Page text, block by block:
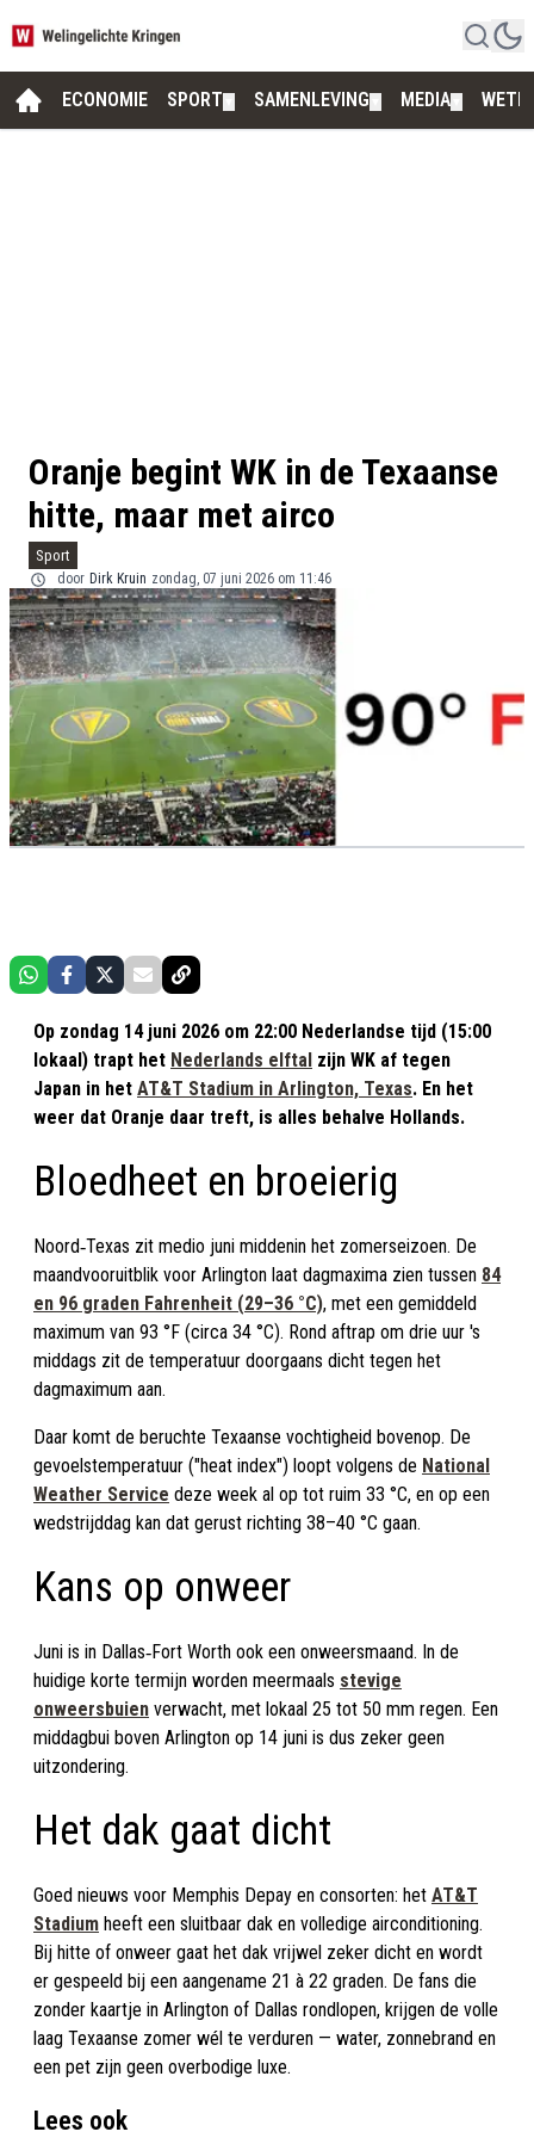
ECONOMIE SPORT SAMENLEVING MEDIA
Oranje begint WK in de Texaanse
hitte, maar met airco
Sport
door Dirk Kruin zondag, 07 juni 2026 om 11:46
Op zondag 14 juni 2026 om 22:00 Nederlandse tijd (15:00
lokaal) trapt het Nederlands elftal zijn WK af tegen
Japan in het AT&T Stadium in Arlington, Texas. En het
weer dat Oranje daar treft, is alles behalve Hollands.
Bloedheet en broeierig
Noord‑Texas zit medio juni middenin het zomerseizoen. De
maandvooruitblik voor Arlington laat dagmaxima zien tussen 84
en 96 graden Fahrenheit (29–36 °C), met een gemiddeld
maximum van 93 °F (circa 34 °C). Rond aftrap om drie uur 's
middags zit de temperatuur doorgaans dicht tegen het
dagmaximum aan.
Daar komt de beruchte Texaanse vochtigheid bovenop. De
gevoelstemperatuur ("heat index") loopt volgens de National
Weather Service deze week al op tot ruim 33 °C, en op een
wedstrijddag kan dat gerust richting 38–40 °C gaan.
Kans op onweer
Juni is in Dallas‑Fort Worth ook een onweersmaand. In de
huidige korte termijn worden meermaals stevige
onweersbuien verwacht, met lokaal 25 tot 50 mm regen. Een
middagbui boven Arlington op 14 juni is dus zeker geen
uitzondering.
Het dak gaat dicht
Goed nieuws voor Memphis Depay en consorten: het AT&T
Stadium heeft een sluitbaar dak en volledige airconditioning.
Bij hitte of onweer gaat het dak vrijwel zeker dicht en wordt
er gespeeld bij een aangename 21 à 22 graden. De fans die
zonder kaartje in Arlington of Dallas rondlopen, krijgen de volle
laag Texaanse zomer wél te verduren — water, zonnebrand en
een pet zijn geen overbodige luxe.
Lees ook